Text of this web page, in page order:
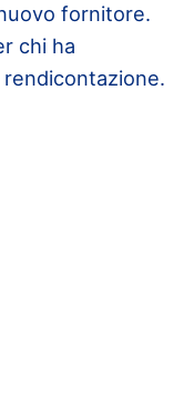
fornitore.
chi ha